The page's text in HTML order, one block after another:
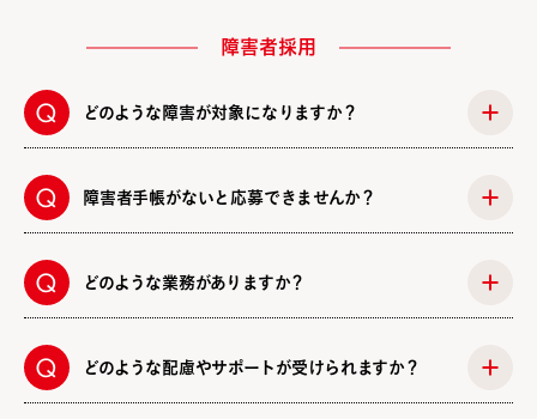
障害者採用
どのような障害が対象になりますか？
障害者手帳がないと応募できませんか？
どのような業務がありますか？
どのような配慮やサポートが受けられますか？